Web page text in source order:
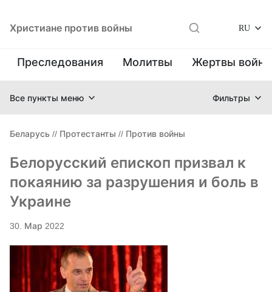
Христиане против войны RU
Преследования Молитвы Жертвы
Все пункты меню Фильтры
Беларусь // Протестанты // Против войны
Белорусский епископ призвал к
покаянию за разрушения и боль в
Украине
30. Мар 2022